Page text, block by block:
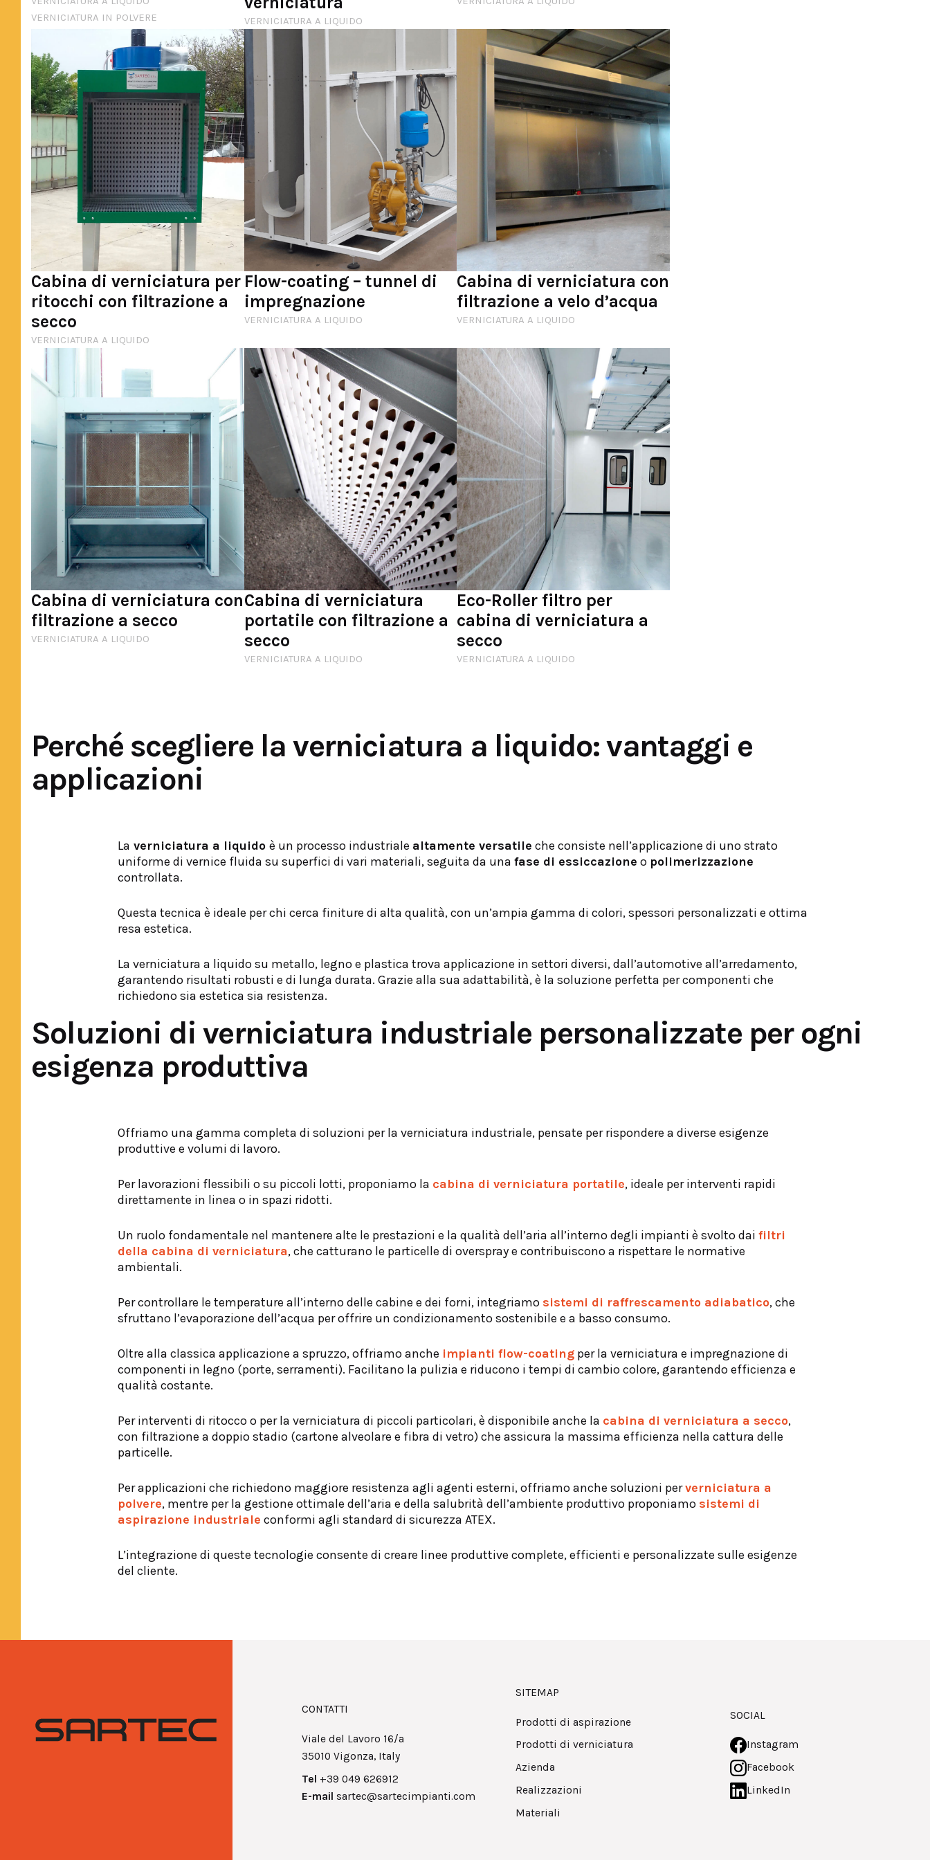
VERNICIATURA IN POLVERE
VERNICIATURA A LIQUIDO
Cabina di verniciatura per
ritocchi con filtrazione a
secco
VERNICIATURA A LIQUIDO
Flow-coating – tunnel di
impregnazione
VERNICIATURA A LIQUIDO
Cabina di verniciatura con
filtrazione a velo d’acqua
VERNICIATURA A LIQUIDO
Cabina di verniciatura con
filtrazione a secco
VERNICIATURA A LIQUIDO
Cabina di verniciatura
portatile con filtrazione a
secco
VERNICIATURA A LIQUIDO
Eco-Roller filtro per
cabina di verniciatura a
secco
VERNICIATURA A LIQUIDO
Perché scegliere la verniciatura a liquido: vantaggi e
applicazioni
La verniciatura a liquidoè un processo industriale altamente versatile che consiste nell’applicazione di uno strato
uniforme di vernice fluida su superfici di vari materiali, seguita da unafase di essiccazione o polimerizzazione
controllata.
Questa tecnica è ideale per chi cerca finiture di alta qualità, con un’ampia gamma di colori, spessori personalizzati e ottima
resa estetica.
La verniciatura a liquido su metallo, legno e plastica trova applicazione in settori diversi, dall’automotive all’arredamento,
garantendo risultati robusti e di lunga durata. Grazie alla sua adattabilità, è la soluzione perfetta per componenti che
richiedono sia estetica sia resistenza.
Soluzioni di verniciatura industriale personalizzate per ogni
esigenza produttiva
Offriamo una gamma completa di soluzioni per la verniciatura industriale, pensate per rispondere a diverse esigenze
produttive e volumi di lavoro.
Per lavorazioni flessibili o su piccoli lotti, proponiamo la cabina di verniciatura portatile, ideale per interventi rapidi
direttamente in linea o in spazi ridotti.
Un ruolo fondamentale nel mantenere alte le prestazioni e la qualità dell’aria all’interno degli impianti è svolto daifiltri
della cabina di verniciatura, che catturano le particelle di overspray e contribuiscono a rispettare le normative
ambientali.
Per controllare le temperature all’interno delle cabine e dei forni, integriamo sistemi di raffrescamento adiabatico, che
sfruttano l’evaporazione dell’acqua per offrire un condizionamento sostenibile e a basso consumo.
Oltre alla classica applicazione a spruzzo, offriamo anche impianti flow-coating per la verniciatura e impregnazione di
componenti in legno (porte, serramenti). Facilitano la pulizia e riducono i tempi di cambio colore, garantendo efficienza e
qualità costante.
Per interventi di ritocco o per la verniciatura di piccoli particolari, è disponibile anche la cabina di verniciatura a secco,
con filtrazione a doppio stadio (cartone alveolare e fibra di vetro) che assicura la massima efficienza nella cattura delle
particelle.
Per applicazioni che richiedono maggiore resistenza agli agenti esterni, offriamo anche soluzioni perverniciatura a
polvere, mentre per la gestione ottimale dell’aria e della salubrità dell’ambiente produttivo proponiamo sistemi di
aspirazione industriale conformi agli standard di sicurezza ATEX.
L’integrazione di queste tecnologie consente di creare linee produttive complete, efficienti e personalizzate sulle esigenze
del cliente.
CONTATTI
Viale del Lavoro 16/a
35010 Vigonza, Italy
Tel +39 049 626912
E-mail sartec@sartecimpianti.com
SITEMAP
Prodotti di aspirazione
Prodotti di verniciatura
Azienda
Realizzazioni
Materiali
SOCIAL
Instagram
Facebook
LinkedIn